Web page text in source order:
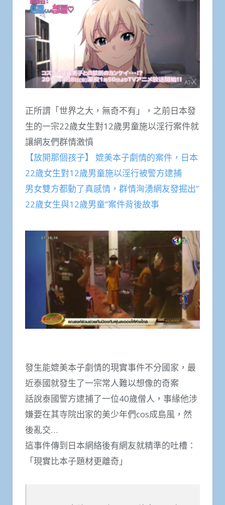
正所謂「世界之大，無奇不有」，之前日本發
生的一宗22歲女生對12歲男童施以淫行案件就
讓網友們群情激憤
【放開那個孩子】 媲美本子劇情的案件，日本
22歲女生對12歲男童施以淫行被警方逮捕
男女雙方都動了真感情，群情洶湧網友發掘出”
22歲女生與12歲男童”案件背後故事
發生能媲美本子劇情的現實事件不分國家，最
近泰國就發生了一宗常人難以想像的奇案
話說泰國警方逮捕了一位40歲僧人，事緣他涉
嫌要在其寺院出家的美少年們cos成島風，然
後亂交…
這事件傳到日本網絡後有網友就精準的吐槽：
「現實比本子題材更離奇」